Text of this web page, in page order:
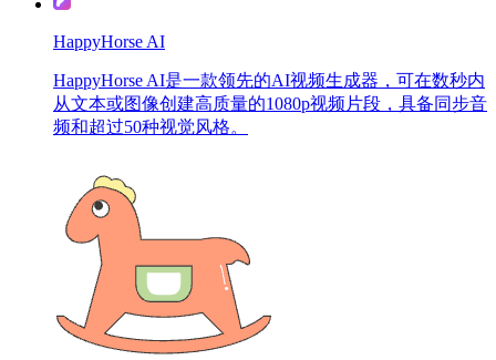
HappyHorse AI
HappyHorse AI是一款领先的AI视频生成器，可在数秒内
从文本或图像创建高质量的1080p视频片段，具备同步音
频和超过50种视觉风格。